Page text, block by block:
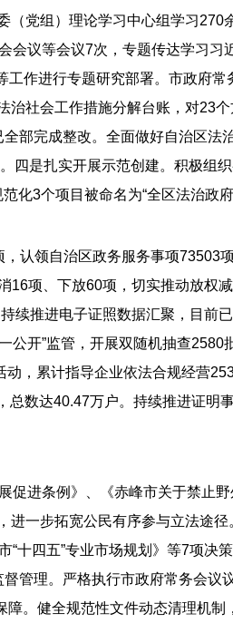
党组）理论学习中心组学习270
会议等会议7次，专题传达学习习
作进行专题研究部署。市政府
社会工作措施分解台账，对23
部完成整改。全面做好自治区法
四是扎实开展示范创建。积极组
3个项目被命名为“全区法治政府
认领自治区政务服务事项73503
16项、下放60项，切实推动放权
续推进电子证照数据汇聚，目前
开”监管，开展双随机抽查2580
，累计指导企业依法合规经营
总数达40.47万户。持续推进证明
促进条例》、《赤峰市关于禁止
一步拓宽公民有序参与立法途
十四五”专业市场规划》等7项决
管理。严格执行市政府常务会议
。健全规范性文件动态清理机制